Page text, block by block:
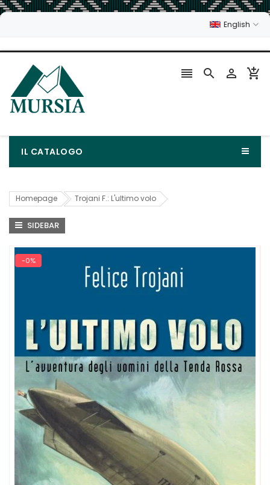
English
   
IL CATALOGO
Homepage Trojani F.: L'ultimo volo
SIDEBAR
-0%